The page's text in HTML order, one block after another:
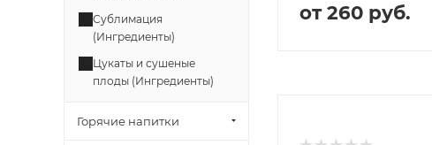
от 260 руб.
Сублимация
(Ингредиенты)
Цукаты и сушеные
плоды (Ингредиенты)
Горячие напитки